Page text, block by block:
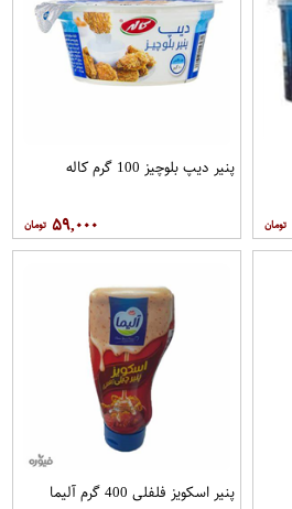
پنیر دیپ بلوچیز 100 گرم کاله
۵۹,۰۰۰
پنیر اسکویز فلفلی 400 گرم آلیما